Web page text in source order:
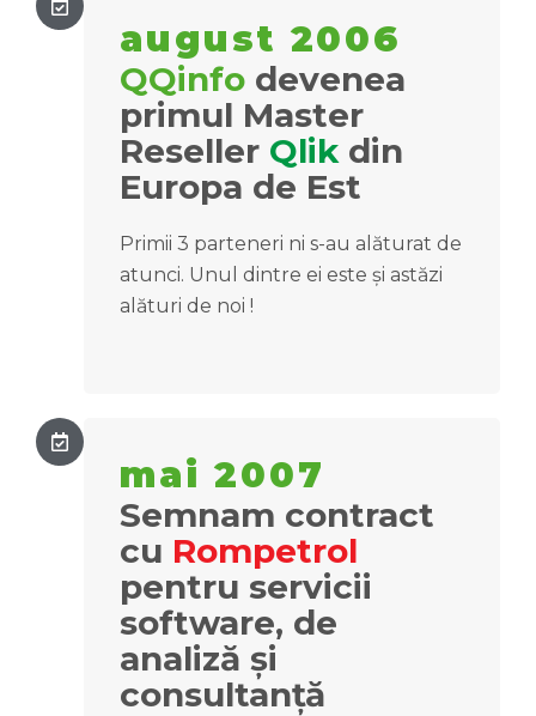
august 2006
QQinfo devenea
primul Master
Reseller Qlikdin
Europa de Est
Primii 3 parteneri ni s-au alăturat de
atunci. Unul dintre ei este și astăzi
alături de noi !
mai 2007
Semnam contract
cu Rompetrol
pentru servicii
software, de
analiză și
consultanță